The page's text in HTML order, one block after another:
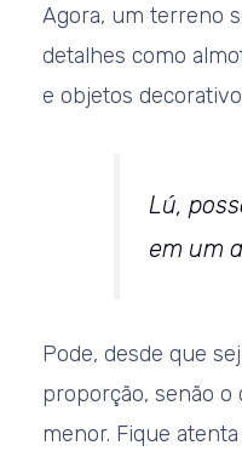
Agora, um terreno
detalhes como
e objetos
Lú,
em um
Pode, desde que
proporção, senão
menor. Fique